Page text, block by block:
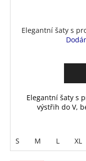
Elegantní šaty s
Elegantní šaty s
výstřih do V,
S M L XL